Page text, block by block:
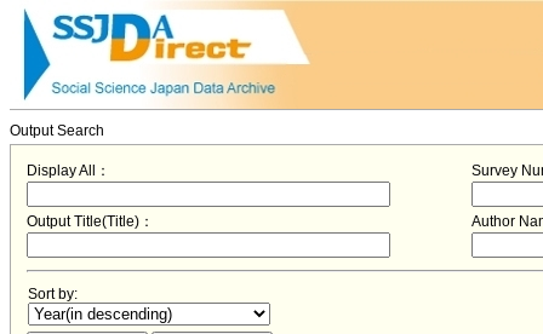
Output Search
Display All： Survey
Output Title(Title)： Author
Sort by: